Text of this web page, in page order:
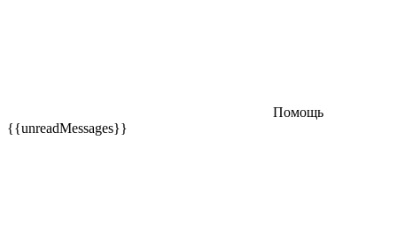
Помощь
{{unreadMessages}}